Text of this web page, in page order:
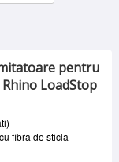
pentru
LoadStop
fibra de sticla